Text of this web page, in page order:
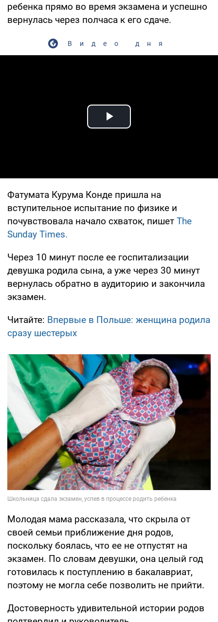
ребенка прямо во время экзамена и успешно
вернулась через полчаса к его сдаче.
Видео дня
Play Video
Фатумата Курума Конде пришла на
вступительное испытание по физике и
почувствовала начало схваток, пишет The
Sunday Times.
Через 10 минут после ее госпитализации
девушка родила сына, а уже через 30 минут
вернулась обратно в аудиторию и закончила
экзамен.
Читайте: Впервые в Польше: женщина родила
сразу шестерых
Молодая мама рассказала, что скрыла от
своей семьи приближение дня родов,
поскольку боялась, что ее не отпустят на
экзамен. По словам девушки, она целый год
готовилась к поступлению в бакалавриат,
поэтому не могла себе позволить не прийти.
Достоверность удивительной истории родов